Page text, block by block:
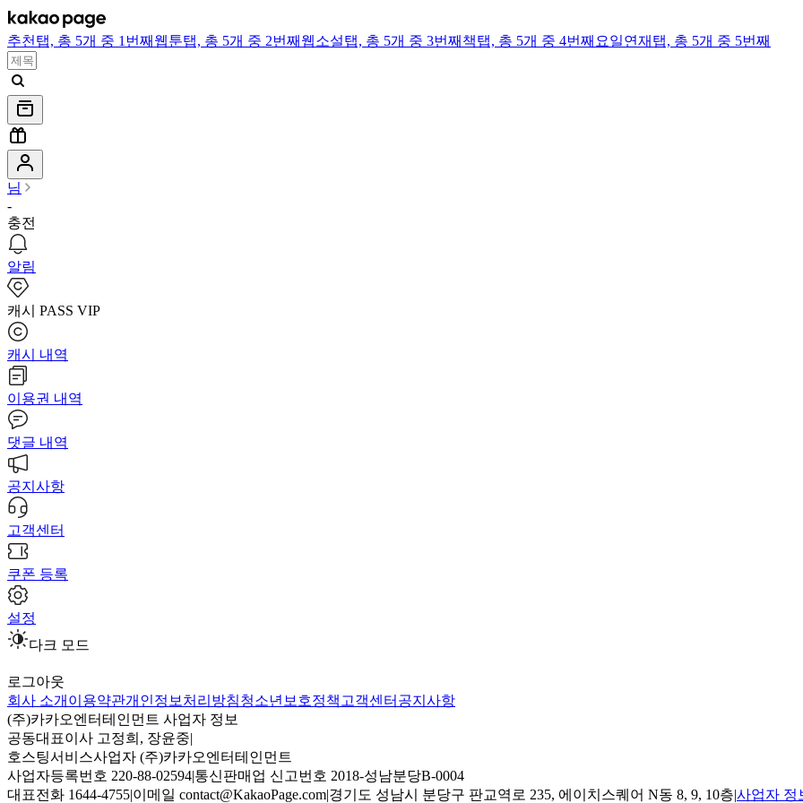
추천 탭, 총 5개 중 1번째 웹툰탭, 총 5개 중 2번째 웹소설탭, 총 5개 중 3번째 책탭, 총 5개 중 4번째 요일연재 탭, 총 5개 중 5번째
님
-
충전
알림
캐시 PASS VIP
캐시 내역
이용권 내역
댓글 내역
공지사항
고객센터
쿠폰 등록
설정
다크 모드
로그아웃
회사 소개 이용약관개인정보처리방침청소년보호정책 고객센터 공지사항
(주)카카오엔터테인먼트 사업자 정보
공동대표이사 고정희, 장윤중|
호스팅서비스사업자 (주)카카오엔터테인먼트
사업자등록번호 220-88-02594|통신판매업 신고번호 2018-성남분당B-0004
대표전화 1644-4755|이메일 contact@KakaoPage.com|경기도 성남시 분당구 판교역로 235, 에이치스퀘어 N동 8, 9, 10층|사업자 정